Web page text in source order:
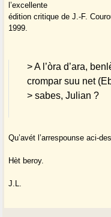
l’excellente
édition critique de J.-F.
1999.
> A l’òra d’ara,
crompar suu net
> sabes, Julian ?
Qu’avét l’arrespounse aci-
Hèt beroy.
J.L.